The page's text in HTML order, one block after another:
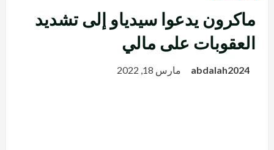
ماكرون يدعوا سيدياو إلى تشديد
العقوبات على مالي
abdalah2024 مارس 18, 2022